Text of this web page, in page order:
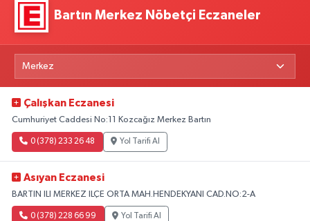
Bartın Merkez Nöbetçi Eczaneler
Çalışkan Eczanesi
Cumhuriyet Caddesi No:11 Kozcağız Merkez Bartın
0 (378) 233 26 48 Yol Tarifi Al
Asıyan Eczanesi
BARTIN ILI MERKEZ ILÇE ORTA MAH.HENDEKYANI CAD.NO:2-A
0 (378) 228 66 99 Yol Tarifi Al